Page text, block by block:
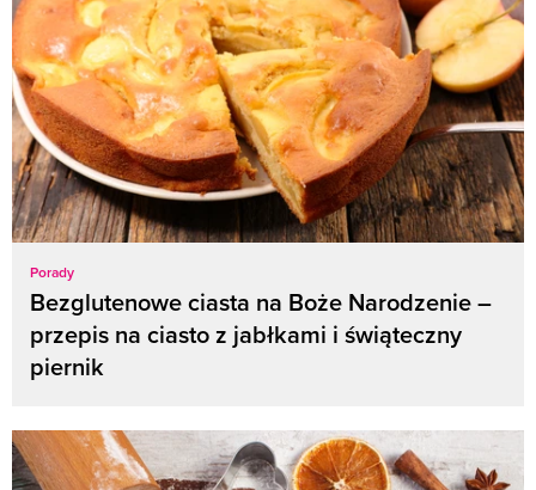
Porady
Bezglutenowe ciasta na Boże Narodzenie –
przepis na ciasto z jabłkami i świąteczny
piernik